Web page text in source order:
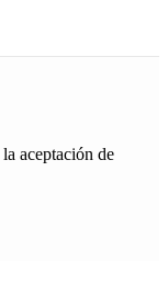
aceptación de